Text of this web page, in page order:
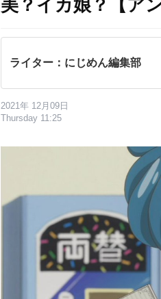
美？イカ娘？【ア
ライター：にじめん編集部
2021年 12月09日
Thursday 11:25